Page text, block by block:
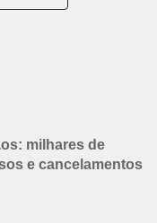
milhares de
e cancelamentos